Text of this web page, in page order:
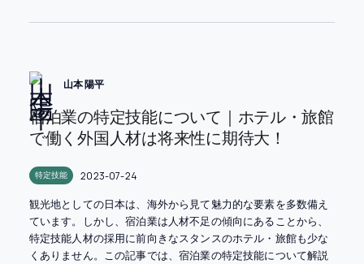
山本 陽平
宿泊業の特定技能について｜ホテル・旅館
で働く外国人材は将来性に期待大！
特定技能 2023-07-24
観光地としての日本は、海外から見て魅力的な要素を多数備え
ています。しかし、宿泊業は人材不足の傾向にあることから、
特定技能人材の採用に前向きなスタンスのホテル・旅館も少な
くありません。この記事では、宿泊業の特定技能について解説